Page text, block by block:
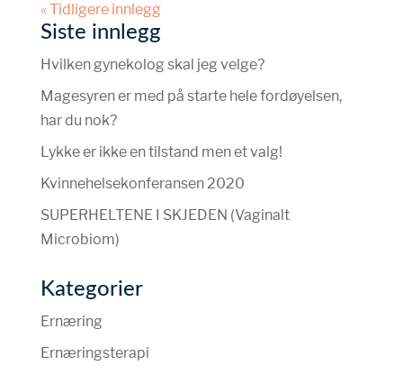
« Tidligere innlegg
Siste innlegg
Hvilken gynekolog skal jeg velge?
Magesyren er med på starte hele fordøyelsen,
har du nok?
Lykke er ikke en tilstand men et valg!
Kvinnehelsekonferansen 2020
SUPERHELTENE I SKJEDEN (Vaginalt
Microbiom)
Kategorier
Ernæring
Ernæringsterapi